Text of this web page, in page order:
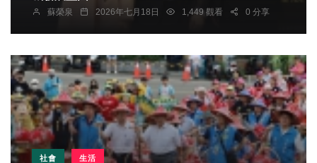
蘇榮泉 2026年七月18日 1,449 觀看 0 分享
社會 生活